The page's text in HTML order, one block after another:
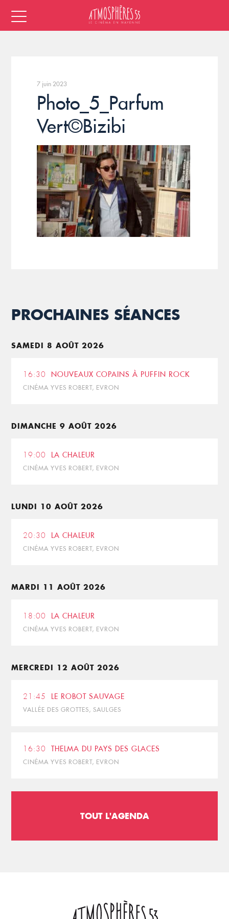
7 juin 2023
Photo_5_Parfum
Vert©Bizibi
PROCHAINES SÉANCES
SAMEDI 8 AOÛT 2026
16:30 NOUVEAUX COPAINS À PUFFIN ROCK
CINÉMA YVES ROBERT, EVRON
DIMANCHE 9 AOÛT 2026
19:00 LA CHALEUR
CINÉMA YVES ROBERT, EVRON
LUNDI 10 AOÛT 2026
20:30 LA CHALEUR
CINÉMA YVES ROBERT, EVRON
MARDI 11 AOÛT 2026
18:00 LA CHALEUR
CINÉMA YVES ROBERT, EVRON
MERCREDI 12 AOÛT 2026
21:45 LE ROBOT SAUVAGE
VALLÉE DES GROTTES, SAULGES
16:30 THELMA DU PAYS DES GLACES
CINÉMA YVES ROBERT, EVRON
TOUT L'AGENDA